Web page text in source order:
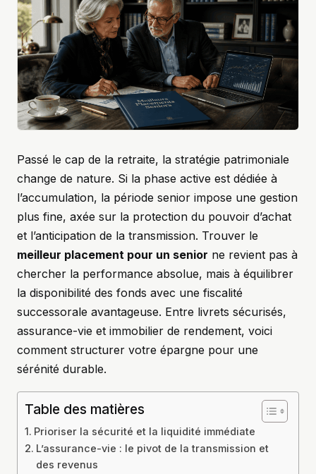
Passé le cap de la retraite, la stratégie patrimoniale
change de nature. Si la phase active est dédiée à
l’accumulation, la période senior impose une gestion
plus fine, axée sur la protection du pouvoir d’achat
et l’anticipation de la transmission. Trouver le
meilleur placement pour un senior ne revient pas à
chercher la performance absolue, mais à équilibrer
la disponibilité des fonds avec une fiscalité
successorale avantageuse. Entre livrets sécurisés,
assurance-vie et immobilier de rendement, voici
comment structurer votre épargne pour une
sérénité durable.
Table des matières
Prioriser la sécurité et la liquidité immédiate
L’assurance-vie : le pivot de la transmission et
des revenus